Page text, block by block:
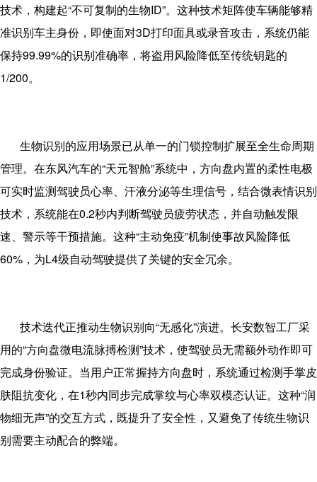
技术，构建起“不可复制的生物ID”。这种技术矩阵使车辆能够精
准识别车主身份，即使面对3D打印面具或录音攻击，系统仍能
保持99.99%的识别准确率，将盗用风险降低至传统钥匙的
1/200。
生物识别的应用场景已从单一的门锁控制扩展至全生命周期
管理。在东风汽车的“天元智舱”系统中，方向盘内置的柔性电极
可实时监测驾驶员心率、汗液分泌等生理信号，结合微表情识别
技术，系统能在0.2秒内判断驾驶员疲劳状态，并自动触发限
速、警示等干预措施。这种“主动免疫”机制使事故风险降低
60% ，为L4级自动驾驶提供了关键的安全冗余。
技术迭代正推动生物识别向“无感化”演进。长安数智工厂采
用的“方向盘微电流脉搏检测”技术，使驾驶员无需额外动作即可
完成身份验证。当用户正常握持方向盘时，系统通过检测手掌皮
肤阻抗变化，在1秒内同步完成掌纹与心率双模态认证。这种“润
物细无声”的交互方式，既提升了安全性，又避免了传统生物识
别需要主动配合的弊端。